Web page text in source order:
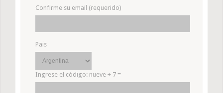
Confirme su email (requerido)
Pais
Ingrese el código: nueve + 7 =